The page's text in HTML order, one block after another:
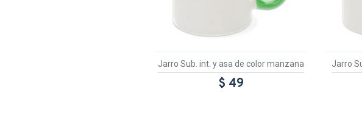
Jarro Sub. int. y asa de color manzana
$ 49
Jarro